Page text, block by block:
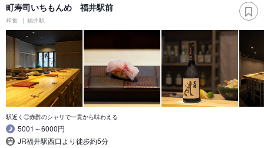
町寿司いちもんめ 福井駅前
和食 福井駅
駅近く◎赤酢のシャリで一貫から味わえる
5001～6000円
JR福井駅西口より徒歩約5分